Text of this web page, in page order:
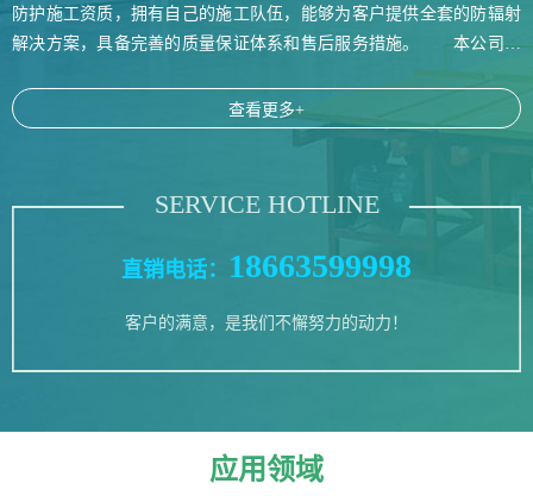
ct医用方舱 移动DR方舱
医用方舱
防护施工资质，拥有自己的施工队伍，能够为客户提供全套的防辐射
解决方案，具备完善的质量保证体系和售后服务措施。 本公司在
电磁屏蔽、降噪、气密、热传导、高透波等方面有独特专业研究，电
磁屏蔽可生产40--60DB方舱：整车降噪可达70DB以下，可生产正压及
负压式舱体，高透波舱。在整车集成的同时，公司还生产电磁屏蔽方
舱门、屏蔽窗、整体式方舱角组件、方舱旋锁、方舱门锁、油机门
锁、壁合、壁合锁，气动撑杆，升降机构、调平机构、千斤顶，行走
一站式服务和特殊需求服务。 本企业的服务方向和宗旨，为军工
国防事业，从小做起，为大服务的宗旨，研制更多，更新，更好的产
品及配套，为军工国防不断研制新产品、新配套，以高新技术、新材
公司本着以诚待人，以信引人，汇集更多优秀人才从事本企业的特种
术，为国防事业创造更多，更新，更好的需求产品。 公司现有高
查看更多+
SERVICE HOTLINE
直销电话： 18663599998
客户的满意，是我们不懈努力的动力！
应用领域